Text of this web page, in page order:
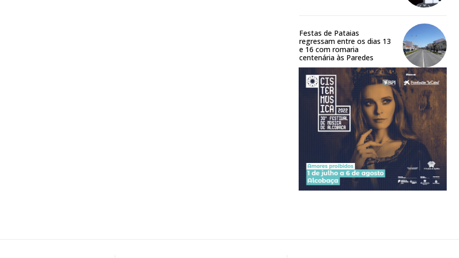
Festas de Pataias
regressam entre os dias 13
e 16 com romaria
centenária às Paredes